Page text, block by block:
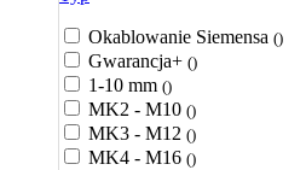
Okablowanie Siemensa ()
Gwarancja+ ()
1-10 mm ()
MK2 - M10 ()
MK3 - M12 ()
MK4 - M16 ()